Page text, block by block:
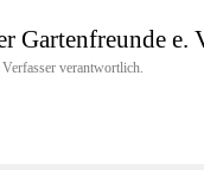
Gartenfreunde e.
verantwortlich.